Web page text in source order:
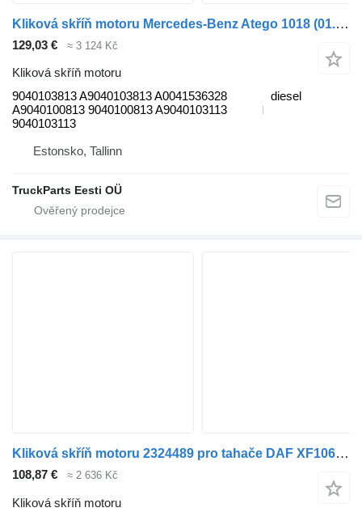
Kliková skříň motoru Mercedes-Benz Atego 1018 (01.98-12.04) 9040103813 pro tahače Mercedes-Benz Atego, Atego 2, Atego 3 (1996-)
129,03 € ≈ 3 124 Kč
Kliková skříň motoru
9040103813 A9040103813 A0041536328
A9040100813 9040100813 A9040103113
9040103113
diesel
Estonsko, Tallinn
TruckParts Eesti OÜ
Kliková skříň motoru 2324489 pro tahače DAF XF106 (2014)
108,87 € ≈ 2 636 Kč
Kliková skříň motoru